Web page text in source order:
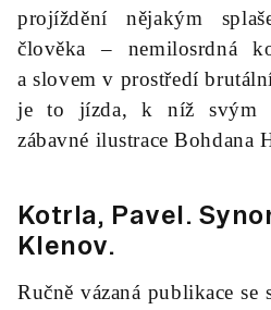
projíždění nějakým
člověka – nemilosrdná
a slovem v prostředí
je to jízda, k níž svým
zábavné ilustrace Bohdana
Kotrla, Pavel.
Klenov.
Ručně vázaná publikace se